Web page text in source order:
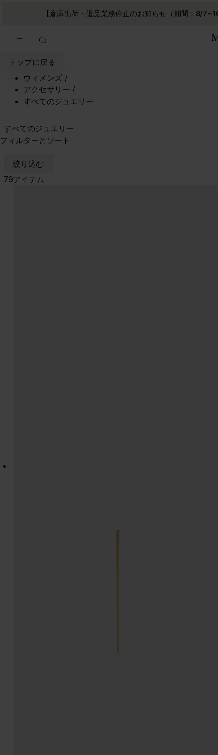
【倉庫出荷・返品業務停止のお知らせ（期間：8/
トップに戻る
ウィメンズ /
アクセサリー /
すべてのジュエリー
すべてのジュエリー
フィルターとソート
絞り込む
79アイテム